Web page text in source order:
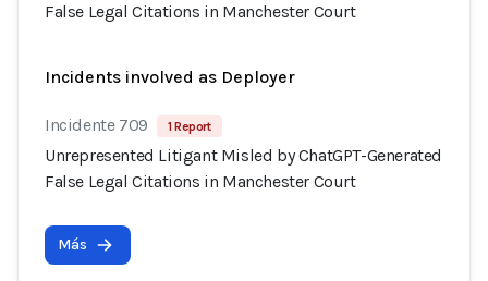
False Legal Citations in Manchester Court
Incidents involved as Deployer
Incidente 709 1 Report
Unrepresented Litigant Misled by ChatGPT-Generated
False Legal Citations in Manchester Court
Más